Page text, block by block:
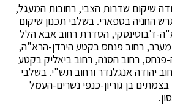
שיקום שדרות הצבי, רחובות המעגל,
החניה בספארי. בשלבי תכנון שיקום
ז'בוטינסקי, הסדרת רחוב אבא הלל
רחוב פנחס בקטע הירדן-הרא"ה,
רחוב הסנה, רחוב ביאליק בקטע
יהודה אנגלנדר ורחוב תש"י. בשלבי
בן גוריון-כנפי נשרים-העמל